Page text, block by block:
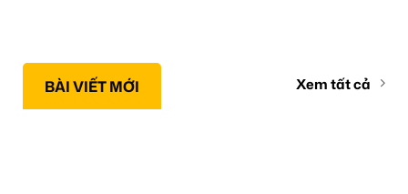
BÀI VIẾT MỚI Xem tất cả